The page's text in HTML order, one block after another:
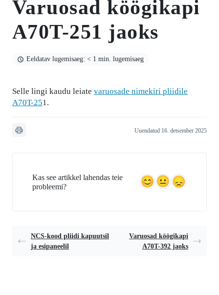
Lietuvių kalba
Varuosad köögikapi
A70T-251 jaoks
Eeldatav lugemisaeg: < 1 min. lugemisaeg
Selle lingi kaudu leiate varuosade nimekiri pliidile
A70T-251.
Uuendatud 16. detsember 2025
Kas see artikkel lahendas teie
probleemi?
NCS-kood pliidi kapuutsil
ja esipaneelil
Varuosad köögikapi
A70T-392 jaoks